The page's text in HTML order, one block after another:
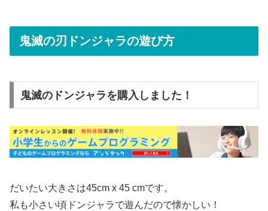
鬼滅の刃ドンジャラの遊び方
鬼滅のドンジャラを購入しました！
だいたい大きさは45cm x 45 cmです。
私も小さい頃ドンジャラで遊んだので懐かしい！